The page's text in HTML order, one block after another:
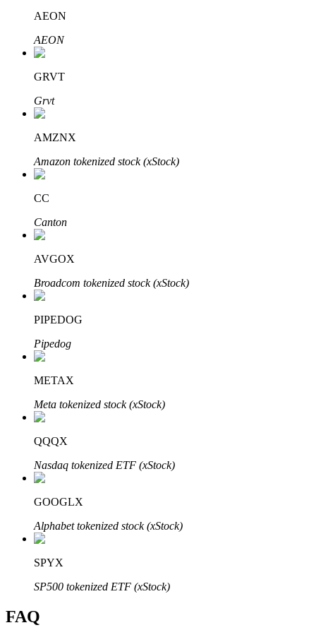
Lär dig Staking
Lär dig mer om att tjäna passiv inkomst
Bitrue
AI
Bitrue Partners
Bitrue Affiliates
Upp till 65% provision!
AEON
AEON
GRVT
Grvt
AMZNX
Amazon tokenized stock (xStock)
CC
Canton
AVGOX
Broadcom tokenized stock (xStock)
PIPEDOG
Pipedog
METAX
Meta tokenized stock (xStock)
QQQX
Nasdaq tokenized ETF (xStock)
GOOGLX
Alphabet tokenized stock (xStock)
SPYX
SP500 tokenized ETF (xStock)
FAQ